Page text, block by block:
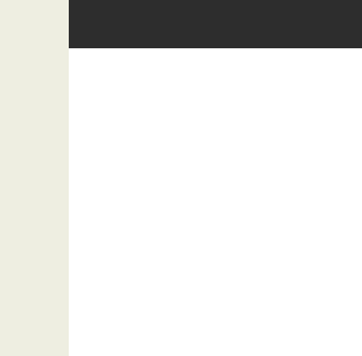
المنازل في الرياض